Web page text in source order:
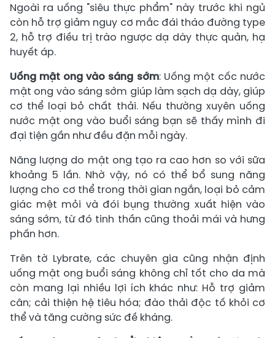
Ngoài ra uống "siêu thực phẩm" này trước khi ngủ
còn hỗ trợ giảm nguy cơ mắc đái tháo đường type
2, hỗ trợ điều trị trào ngược dạ dày thực quản, hạ
huyết áp.
Uống mật ong vào sáng sớm: Uống một cốc nước
mật ong vào sáng sớm giúp làm sạch dạ dày, giúp
cơ thể loại bỏ chất thải. Nếu thường xuyên uống
nước mật ong vào buổi sáng bạn sẽ thấy mình đi
đại tiện gần như đều đặn mỗi ngày.
Năng lượng do mật ong tạo ra cao hơn so với sữa
khoảng 5 lần. Nhờ vậy, nó có thể bổ sung năng
lượng cho cơ thể trong thời gian ngắn, loại bỏ cảm
giác mệt mỏi và đói bụng thường xuất hiện vào
sáng sớm, từ đó tinh thần cũng thoải mái và hưng
phấn hơn.
Trên tờ Lybrate, các chuyên gia cũng nhận định
uống mật ong buổi sáng không chỉ tốt cho da mà
còn mang lại nhiều lợi ích khác như: Hỗ trợ giảm
cân; cải thiện hệ tiêu hóa; đào thải độc tố khỏi cơ
thể và tăng cường sức đề kháng.